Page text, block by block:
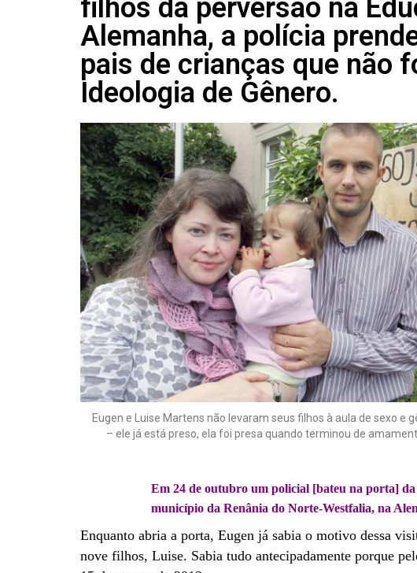
filhos da perversão na
Alemanha, a polícia
pais de crianças que não
Ideologia de Gênero.
Eugen e Luise Martens não levaram seus filhos à aula de sexo e
– ele já está preso, ela foi presa quando terminou de
Em 24 de outubro um policial [bateu na porta]
município da Renânia do Norte-Westfalia, na
Enquanto abria a porta, Eugen já sabia o motivo dessa
nove filhos, Luise. Sabia tudo antecipadamente porque